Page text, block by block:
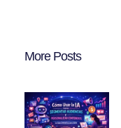
More Posts